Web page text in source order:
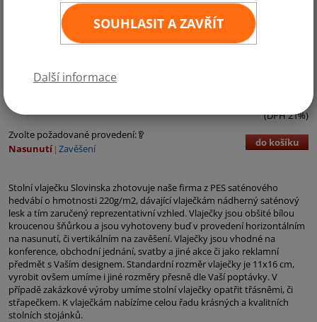
SOUHLASIT A ZAVŘÍT
Další informace
(DPH 21%)
Zvolte požadované provedení:
Nasunutí Zavěšení do košíku
Stolní vlaječku Slovinska zhotovuje naše firma z PES saténového
hedvábí o hmotnosti 220g/m2, dávající vlaječkám nádherný saténový
lesk a tím zaručený reprezentativní vzhled. Vlaječky jsou obšité bílou
kroucenou šňůrkou a jsou vyhotoveny buď v provedení horizontálním
na nasunutí, či vertikálním na zavěšení. Vlaječky jsou vhodné na
konference, obchodní jednání, svatby a jiné akce či jako reklamní
předmět s Vaším designem. Standardní rozměr vlaječky je 11x16 cm,
vyrobit ovšem umíme i jiné rozměry přesně dle Vaší poptávky. V
případě zakázkové výroby umíme stolní vlaječky opatřit třásněmi, či
střapečkem. K vlaječkám nabízíme celou řadu krásných a kvalitních
stolních stojánků.